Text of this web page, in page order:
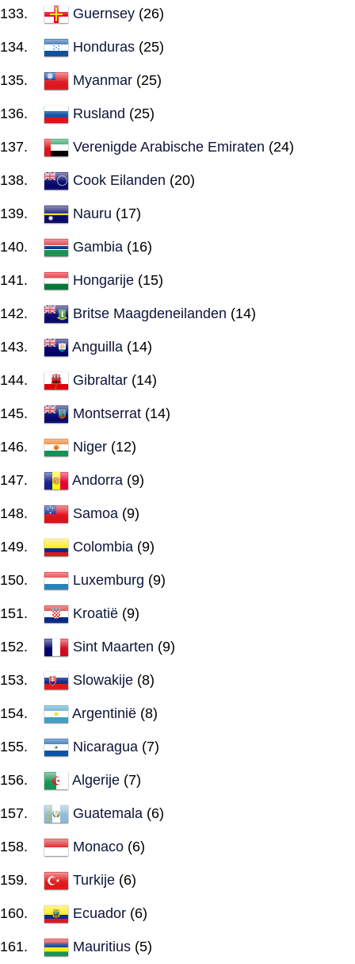
Guernsey (26)
Honduras (25)
Myanmar (25)
Rusland (25)
Verenigde Arabische Emiraten (24)
Cook Eilanden (20)
Nauru (17)
Gambia (16)
Hongarije (15)
Britse Maagdeneilanden (14)
Anguilla (14)
Gibraltar (14)
Montserrat (14)
Niger (12)
Andorra (9)
Samoa (9)
Colombia (9)
Luxemburg (9)
Kroatië (9)
Sint Maarten (9)
Slowakije (8)
Argentinië (8)
Nicaragua (7)
Algerije (7)
Guatemala (6)
Monaco (6)
Turkije (6)
Ecuador (6)
Mauritius (5)